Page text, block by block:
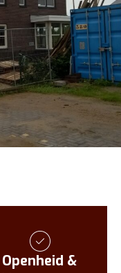
Openheid &